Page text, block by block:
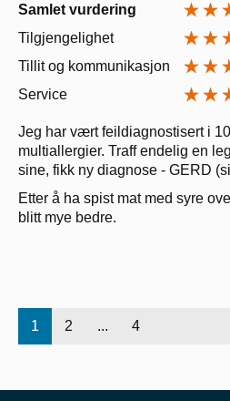
Samlet vurdering
Tilgjengelighet
Tillit og kommunikasjon
Service
Jeg har vært feildiagnostisert i
multiallergier. Traff endelig en
sine, fikk ny diagnose - GERD
Etter å ha spist mat med syre
blitt mye bedre.
1 2 ... 4